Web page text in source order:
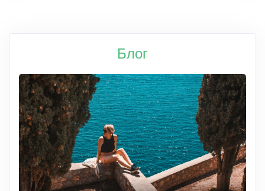
Блог